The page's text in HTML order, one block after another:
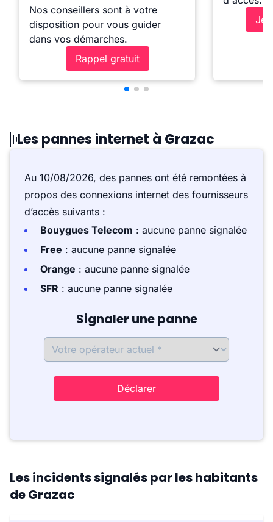
Nos conseillers sont à votre
disposition pour vous guider
dans vos démarches.
Rappel gratuit
Je
Les pannes internet à Grazac
Au 10/08/2026, des pannes ont été remontées à
propos des connexions internet des fournisseurs
d’accès suivants :
Bouygues Telecom : aucune panne signalée
Free : aucune panne signalée
Orange : aucune panne signalée
SFR : aucune panne signalée
Signaler une panne
Déclarer
Les incidents signalés par les habitants
de Grazac